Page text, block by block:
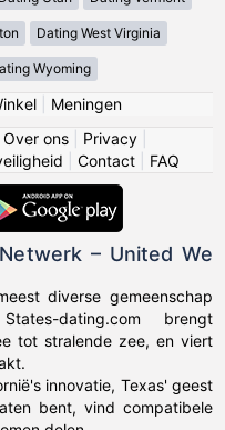
Dating West Virginia
Wyoming
| Meningen
Over ons Privacy
Contact FAQ
– United We
diverse gemeenschap
dating.com brengt
tot stralende zee, en viert
innovatie, Texas' geest
bent, vind compatibele